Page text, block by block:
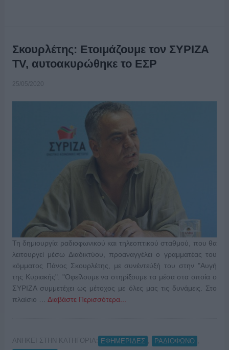
Σκουρλέτης: Ετοιμάζουμε τον ΣΥΡΙΖΑ
TV, αυτοακυρώθηκε το ΕΣΡ
25/05/2020
Τη δημιουργία ραδιοφωνικού και τηλεοπτικού σταθμού, που θα
λειτουργεί μέσω Διαδικτύου, προαναγγέλει ο γραμματέας του
κόμματος Πάνος Σκουρλέτης, με συνέντεύξή του στην "Αυγή
της Κυριακής". "Οφείλουμε να στηρίξουμε τα μέσα στα οποία ο
ΣΥΡΙΖΑ συμμετέχει ως μέτοχος με όλες μας τις δυνάμεις. Στο
πλαίσιο … Διαβάστε Περισσότερα...
ΑΝΗΚΕΙ ΣΤΗΝ ΚΑΤΗΓΟΡΙΑ: ΕΦΗΜΕΡΙΔΕΣ ΡΑΔΙΟΦΩΝΟ